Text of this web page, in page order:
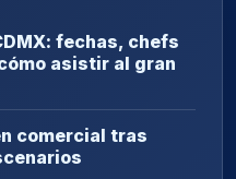
fechas, chefs
asistir al gran
comercial tras